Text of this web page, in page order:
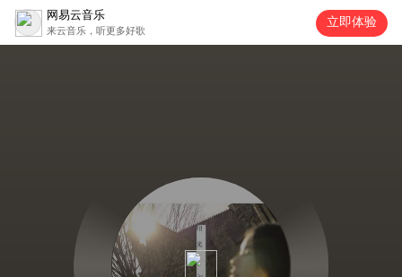
网易云音乐
来云音乐，听更多好歌
立即体验